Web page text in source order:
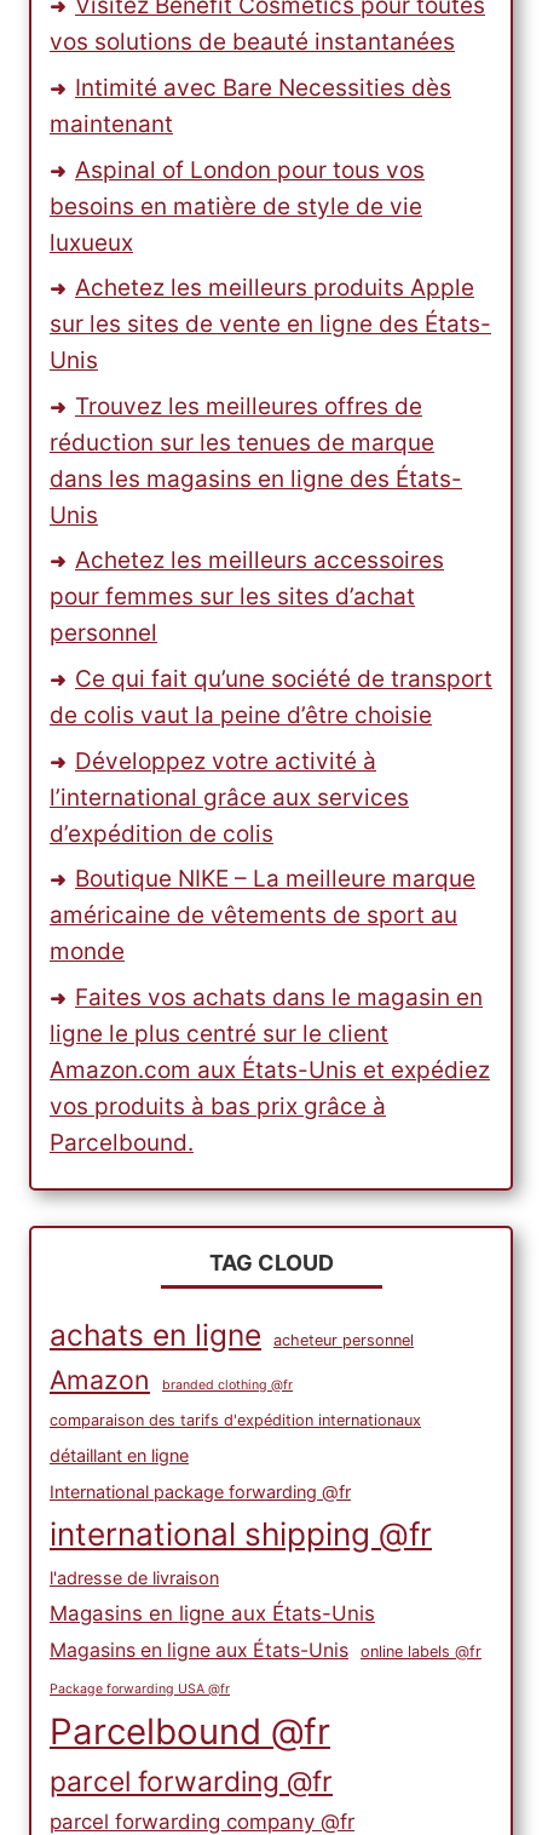
Visitez Benefit Cosmetics pour toutes
vos solutions de beauté instantanées
Intimité avec Bare Necessities dès
maintenant
Aspinal of London pour tous vos
besoins en matière de style de vie
luxueux
Achetez les meilleurs produits Apple
sur les sites de vente en ligne des États-
Unis
Trouvez les meilleures offres de
réduction sur les tenues de marque
dans les magasins en ligne des États-
Unis
Achetez les meilleurs accessoires
pour femmes sur les sites d’achat
personnel
Ce qui fait qu’une société de transport
de colis vaut la peine d’être choisie
Développez votre activité à
l’international grâce aux services
d’expédition de colis
Boutique NIKE – La meilleure marque
américaine de vêtements de sport au
monde
Faites vos achats dans le magasin en
ligne le plus centré sur le client
Amazon.com aux États-Unis et expédiez
vos produits à bas prix grâce à
Parcelbound.
TAG CLOUD
achats en ligne acheteur personnel
Amazon branded clothing @fr
comparaison des tarifs d'expédition internationaux
détaillant en ligne
International package forwarding @fr
international shipping @fr
l'adresse de livraison
Magasins en ligne aux États-Unis
Magasins en ligne aux États-Unis online labels @fr
Package forwarding USA @fr
Parcelbound @fr
parcel forwarding @fr
parcel forwarding company @fr